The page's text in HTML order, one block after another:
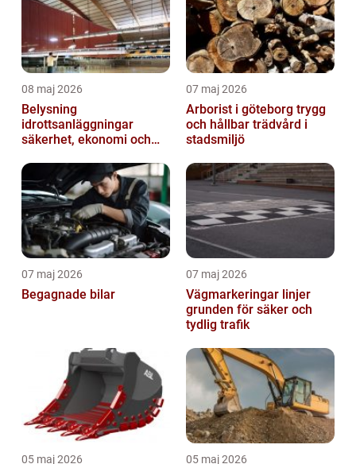
08 maj 2026
Belysning
idrottsanläggningar
säkerhet, ekonomi och
07 maj 2026
Arborist i göteborg trygg
och hållbar trädvård i
stadsmiljö
07 maj 2026
Begagnade bilar
07 maj 2026
Vägmarkeringar linjer
grunden för säker och
tydlig trafik
05 maj 2026 05 maj 2026